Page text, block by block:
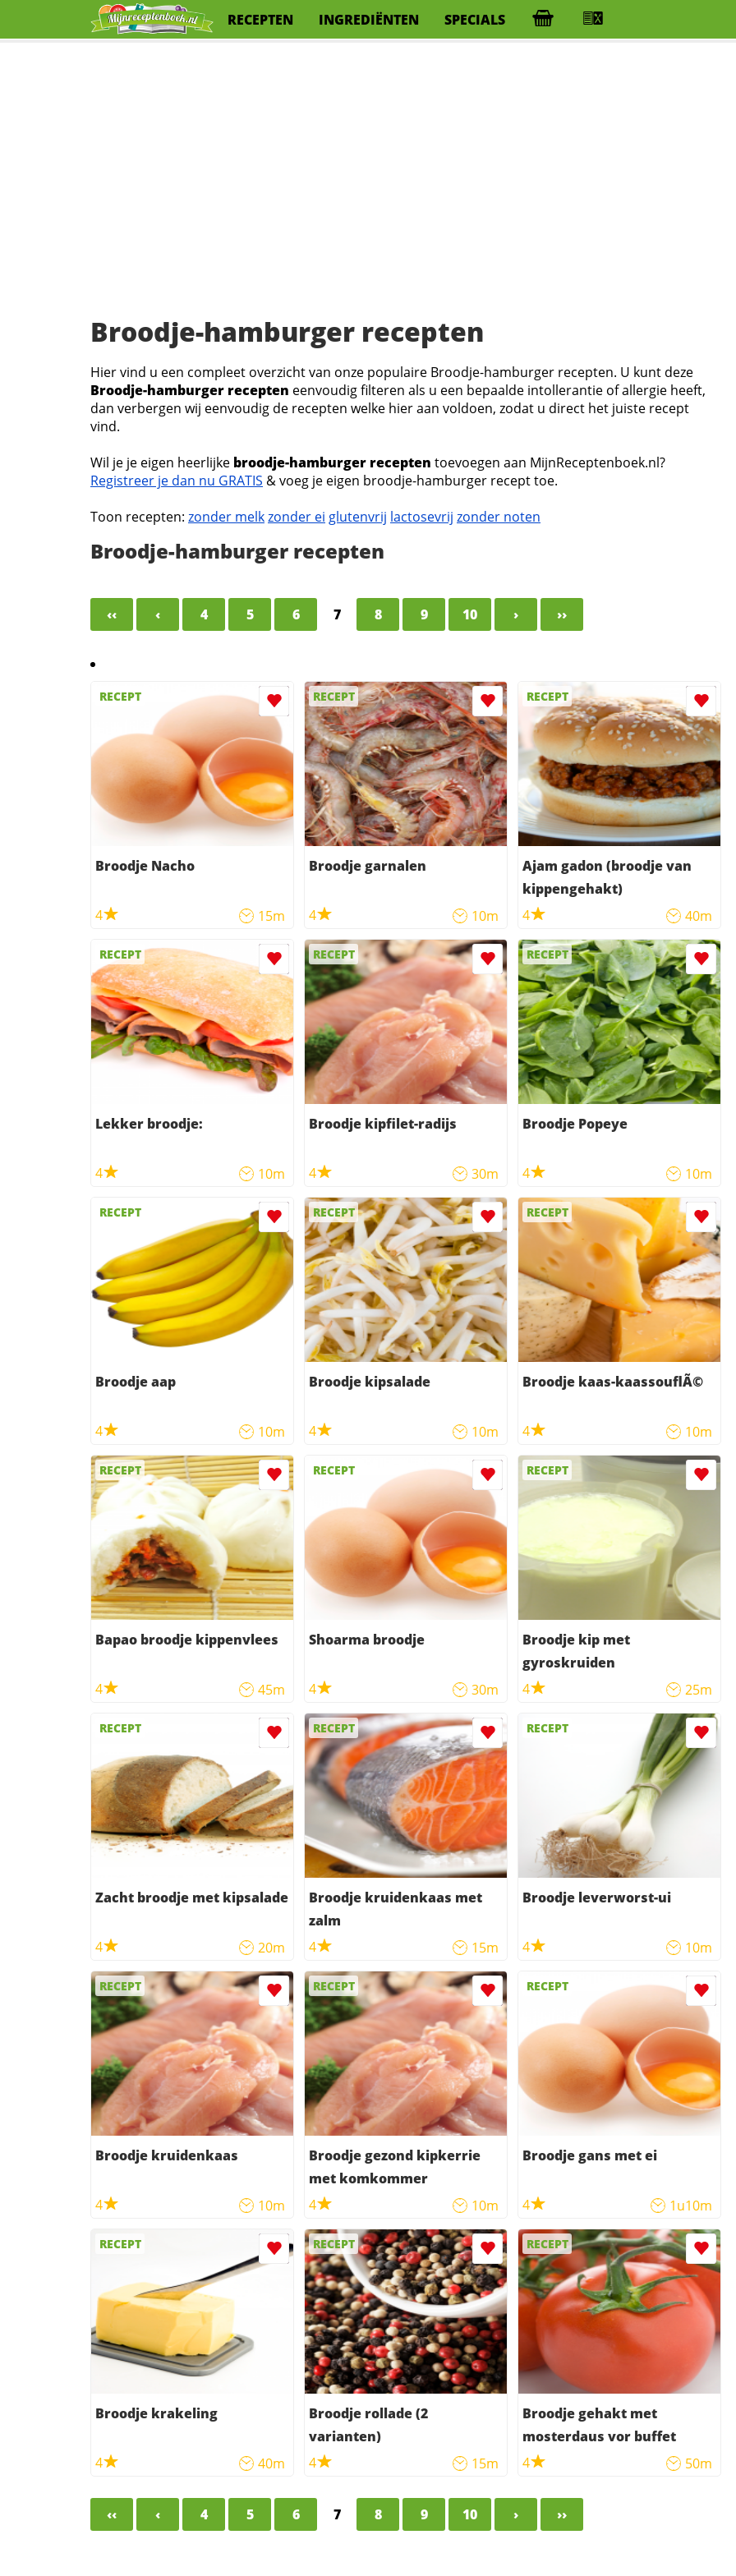
RECEPTEN INGREDIËNTEN SPECIALS
Broodje-hamburger recepten
Hier vind u een compleet overzicht van onze populaire Broodje-hamburger recepten. U kunt deze
Broodje-hamburger recepten eenvoudig filteren als u een bepaalde intollerantie of allergie heeft,
dan verbergen wij eenvoudig de recepten welke hier aan voldoen, zodat u direct het juiste recept
vind.
Wil je je eigen heerlijke broodje-hamburger recepten toevoegen aan MijnReceptenboek.nl?
Registreer je dan nu GRATIS & voeg je eigen broodje-hamburger recept toe.
Toon recepten: zonder melkzonder ei glutenvrij lactosevrij zonder noten
Broodje-hamburger recepten
‹‹ ‹ 4 5 6 7 8 9 10 › ››
RECEPT
Broodje Nacho
4 15m
RECEPT
Broodje garnalen
4 10m
RECEPT
Ajam gadon (broodje van
kippengehakt)
4
40m
RECEPT
Lekker broodje:
4 10m
RECEPT
Broodje kipfilet-radijs
4 30m
RECEPT
Broodje Popeye
4 10m
RECEPT
Broodje aap
4 10m
RECEPT
Broodje kipsalade
4 10m
RECEPT
Broodje kaas-kaassouflÃ©
4 10m
RECEPT
Bapao broodje kippenvlees
4 45m
RECEPT
Shoarma broodje
4 30m
RECEPT
Broodje kip met
gyroskruiden
4
25m
RECEPT
Zacht broodje met kipsalade
4 20m
RECEPT
Broodje kruidenkaas met
zalm
4
15m
RECEPT
Broodje leverworst-ui
4 10m
RECEPT
Broodje kruidenkaas
4 10m
RECEPT
Broodje gezond kipkerrie
met komkommer
4
10m
RECEPT
Broodje gans met ei
4 1u10m
RECEPT
Broodje krakeling
4 40m
RECEPT
Broodje rollade (2
varianten)
4
15m
RECEPT
Broodje gehakt met
mosterdaus vor buffet
4
50m
‹‹ ‹ 4 5 6 7 8 9 10 › ››